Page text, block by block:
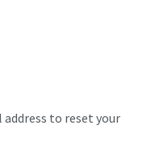
to reset your